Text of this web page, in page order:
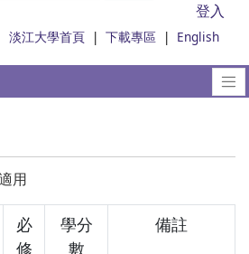
登入
淡江大學首頁 |下載專區 | English
用
必
修
學分
數
備註